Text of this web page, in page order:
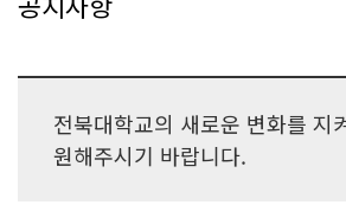
전북대학교의 새로운 변화를 지
원해주시기 바랍니다.